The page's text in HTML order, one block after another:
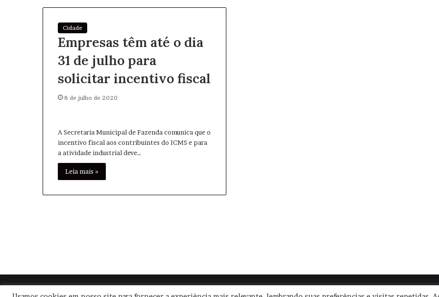
Cidade
Empresas têm até o dia
31 de julho para
solicitar incentivo fiscal
8 de julho de 2020
A Secretaria Municipal de Fazenda comunica que o
incentivo fiscal aos contribuintes do ICMS e para
a atividade industrial deve…
Leia mais »
2026, Todos os direitos reservados | | Termos de Uso Política de Privacidade | CNPJ: 57.671.561/0001-30